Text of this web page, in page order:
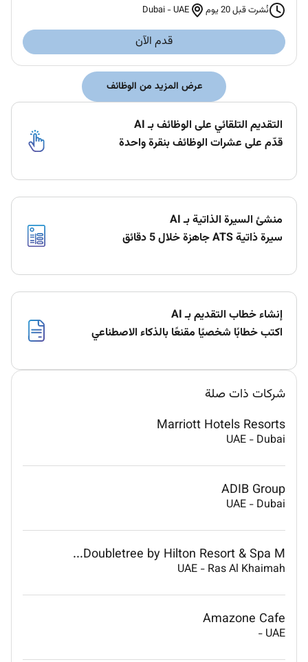
نُشرت قبل 20 يوم Dubai -UAE
قدم الآن
عرض المزيد من الوظائف
التقديم التلقائي على الوظائف بـ AI
قدّم على عشرات الوظائف بنقرة واحدة
منشئ السيرة الذاتية بـ AI
سيرة ذاتية ATS جاهزة خلال 5 دقائق
إنشاء خطاب التقديم بـ AI
اكتب خطابًا شخصيًا مقنعًا بالذكاء الاصطناعي
شركات ذات صلة
Marriott Hotels Resorts
UAE - Dubai
ADIB Group
UAE - Dubai
Doubletree by Hilton Resort & Spa M...
UAE - Ras Al Khaimah
Amazone Cafe
UAE
-